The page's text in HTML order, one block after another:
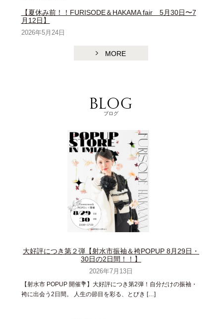
【夏休み前！！FURISODE＆HAKAMA fair 5月30日〜7
月12日】
2026年5月24日
MORE
ブログ
大好評につき第２弾【射水市振袖＆袴POPUP 8月29日・
30日の2日間！！】
2026年7月13日
【射水市 POPUP 開催💐】大好評につき第2弾！自分だけの振袖・
袴に出会う2日間。 人生の節目を彩る、とびき […]